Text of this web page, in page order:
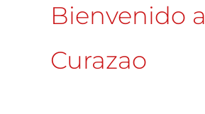
Bienvenido a
Curazao